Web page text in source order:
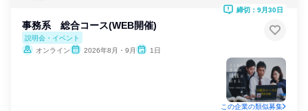
事務系 総合コース(WEB開催)
説明会・イベント
オンライン
2026年8月・9月 1日
締切：9月30日
この企業の類似募集